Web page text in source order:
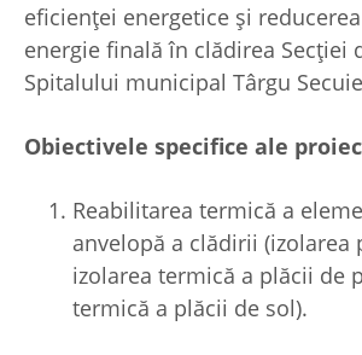
eficienței energetice și
energie finală în clădirea Secției
Spitalului municipal Târgu
Obiectivele specifice ale
Reabilitarea termică a
anvelopă a clădirii (izolarea
izolarea termică a plăcii de
termică a plăcii de sol).